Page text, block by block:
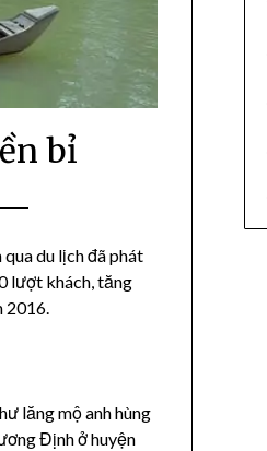
bỉ
du lịch đã phát
lượt khách, tăng
2016.
lăng mộ anh hùng
Định ở huyện